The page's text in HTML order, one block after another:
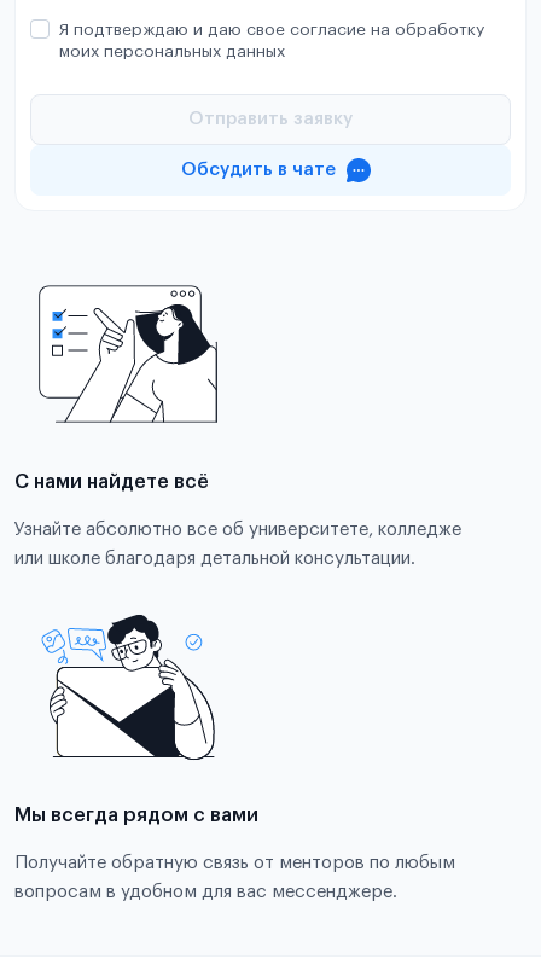
Я подтверждаю и даю свое согласие на обработку
моих персональных данных
Отправить заявку
Обсудить в чате
С нами найдете всё
Узнайте абсолютно все об университете, колледже
или школе благодаря детальной консультации.
Мы всегда рядом с вами
Получайте обратную связь от менторов по любым
вопросам в удобном для вас мессенджере.